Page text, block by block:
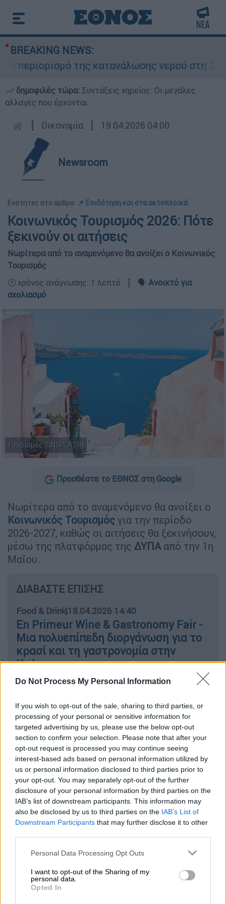
Do Not Process My Personal Information
If you wish to opt-out of the sale, sharing to third parties, or
processing of your personal or sensitive information for
targeted advertising by us, please use the below opt-out
section to confirm your selection. Please note that after your
opt-out request is processed you may continue seeing
interest-based ads based on personal information utilized by
us or personal information disclosed to third parties prior to
your opt-out. You may separately opt-out of the further
disclosure of your personal information by third parties on the
IAB’s list of downstream participants. This information may
also be disclosed by us to third parties on the IAB’s List of
Downstream Participants that may further disclose it to other
Please note that this website/app uses one or more Google
not limited to your visit or usage behaviour. You may click to
grant or deny consent to Google and its third-party tags to
use your data for below specified purposes in below Google
Personal Data Processing Opt Outs
I want to opt-out of the Sharing of my
personal data.
Opted In
BREAKING NEWS:
της κατανάλωσης νερού στη
δημοφιλές τώρα: Συντάξεις χηρείας: Οι μεγάλες
αλλαγές που έρχονται
┋ Οικονομία ┋ 19.04.2026 04:00
Newsroom
Ενότητες στο άρθρο: 📌 Επιδότηση και στα ακτοπλοϊκά
Κοινωνικός Τουρισμός 2026: Πότε
ξεκινούν οι αιτήσεις
Νωρίτερα από το αναμενόμενο θα ανοίξει ο Κοινωνικός
Τουρισμός
🕛 χρόνος ανάγνωσης: 1 λεπτό ┋ 🗣️ Ανοικτό για
σχολιασμό
Τουρισμός (UNSPLASH)
Προσθέστε το ΕΘΝΟΣ στη Google
Νωρίτερα από το αναμενόμενο θα ανοίξει ο
Κοινωνικός Τουρισμός για την περίοδο
2026-2027, καθώς οι αιτήσεις θα ξεκινήσουν,
μέσω της πλατφόρμας της ΔΥΠΑ από την 1η
Μαΐου.
ΔΙΑΒΑΣΤΕ ΕΠΙΣΗΣ
Food & Drink|18.04.2026 14:40
En Primeur Wine & Gastronomy Fair -
Μια πολυεπίπεδη διοργάνωση για το
κρασί και τη γαστρονομία στην
Κρήτη
Στην Ελλάδα ο πρίγκιπας Αλβέρτος
μαζί με τον Εμμάνουελ Μακρόν - Ο
σκοπός της επίσκεψης
Το πρόγραμμα μοιράζει φέτος300.000
επιταγές, συνολικού προϋπολογισμού 50
εκατ. ευρώ. Κάθε επιταγή αντιστοιχεί σε
έναν μοναδικό αριθμό δικαιούχου και
καλύπτει έως έξι διανυκτερεύσεις για τα
ωφελούμενα μέλη, σε καταλύματα που
συμμετέχουν στο Μητρώο Παρόχων, με
μικρή συμμετοχή.
Έως και 12 δωρεάν διανυκτερεύσεις